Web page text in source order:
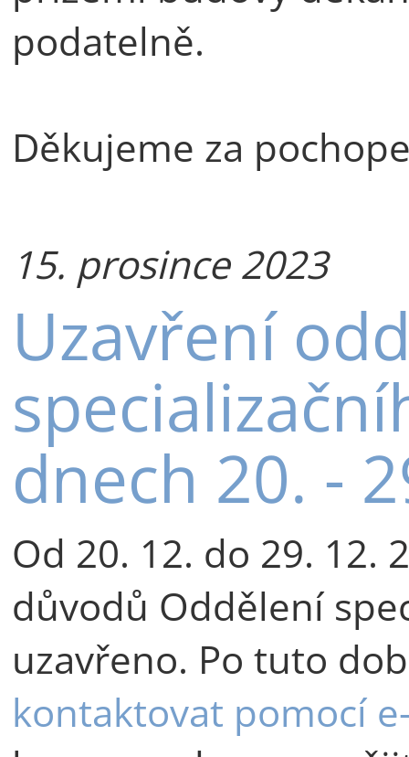
podatelně.
Děkujeme za
15. prosince 2023
Uzavření
dnech 20. -
Od 20. 12. do 29. 12.
důvodů Oddělení
uzavřeno. Po tuto
kontaktovat pomocí